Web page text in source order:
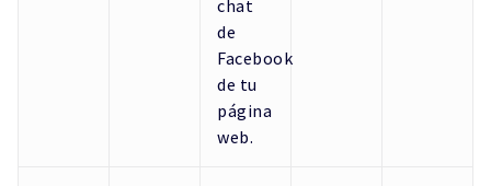
chat
de
Facebook
de tu
página
web.